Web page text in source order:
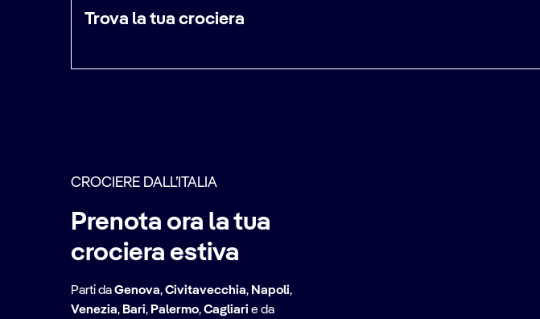
Trova la tua crociera
CROCIERE DALL’ITALIA
Prenota ora la tua
crociera estiva
Parti daGenova,Civitavecchia, Napoli,
Venezia, Bari, Palermo,Cagliari e da